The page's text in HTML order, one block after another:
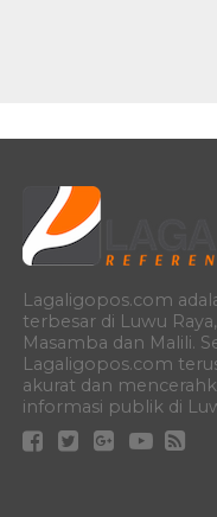
Lagaligopos.com
terbesar di Luwu
Masamba dan Malili.
Lagaligopos.com
akurat dan
informasi publik di